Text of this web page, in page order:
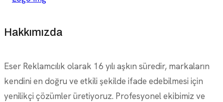
Hakkımızda
Eser Reklamcılık olarak 16 yılı aşkın süredir, markaların
kendini en doğru ve etkili şekilde ifade edebilmesi için
yenilikçi çözümler üretiyoruz. Profesyonel ekibimiz ve